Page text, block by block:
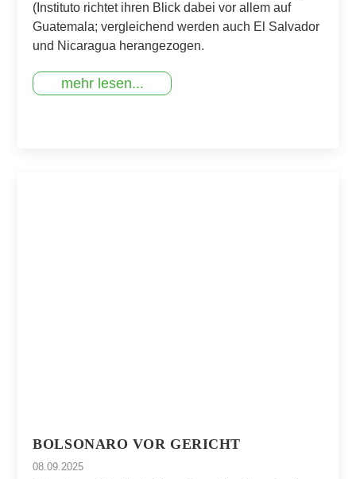
(Instituto richtet ihren Blick dabei vor allem auf
Guatemala; vergleichend werden auch El Salvador
und Nicaragua herangezogen.
mehr lesen...
BOLSONARO VOR GERICHT
08.09.2025